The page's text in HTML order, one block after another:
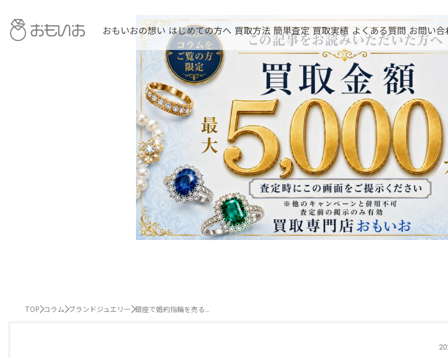
おもいおの想い はじめての方へ 買取方法 簡単査定 買取実績 よくある質問 お問い合
TOP コラム ブランドジュエリー 銀座で婚約指輪を売る...